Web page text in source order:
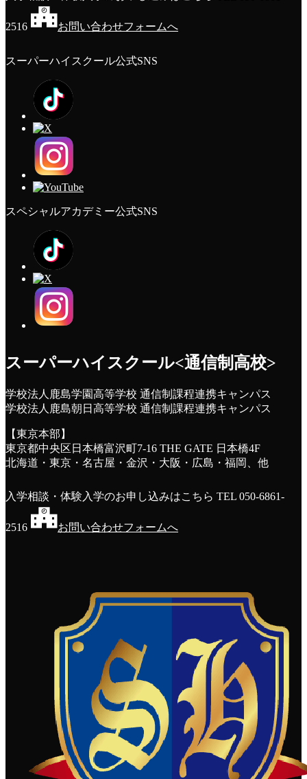
2516 お問い合わせフォームへ
スーパーハイスクール公式SNS
スペシャルアカデミー公式SNS
スーパーハイスクール<通信制高校>
学校法人鹿島学園高等学校 通信制課程連携キャンパス
学校法人鹿島朝日高等学校 通信制課程連携キャンパス
【東京本部】
東京都中央区日本橋富沢町7-16 THE GATE 日本橋4F
北海道・東京・名古屋・金沢・大阪・広島・福岡、他
入学相談・体験入学のお申し込みはこちら TEL 050-6861-
2516 お問い合わせフォームへ